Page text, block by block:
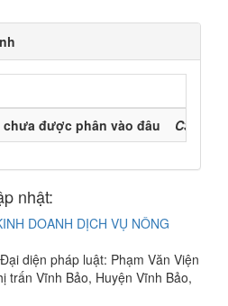
chưa được phân vào đâu C32900
nhật:
DOANH DỊCH VỤ NÔNG
diện pháp luật: Phạm Văn Viện
trấn Vĩnh Bảo, Huyện Vĩnh Bảo,